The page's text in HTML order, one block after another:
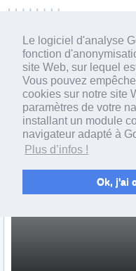
Le logiciel d'analyse
fonction
site Web, sur lequel
Vous pouvez
cookies sur notre site
paramètres de votre
installant un module
navigateur adapté à
Plus d’infos !
Ok, j'ai
Vidéos